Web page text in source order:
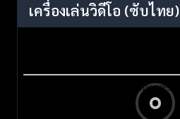
เครื่องเล่นวิดีโอ (ซับไทย)